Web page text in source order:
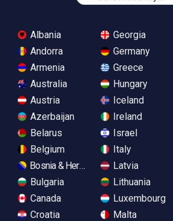
Albania
Andorra
Armenia
Australia
Austria
Azerbaijan
Belarus
Belgium
Bosnia & Herzegovina
Bulgaria
Canada
Croatia
Georgia
Germany
Greece
Hungary
Iceland
Ireland
Israel
Italy
Latvia
Lithuania
Luxembourg
Malta